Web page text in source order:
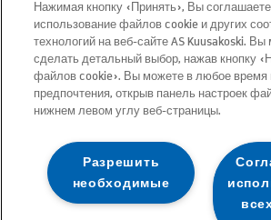
Все адреса электронной
следующий формат:
исключением случаев,
контактной информации
другие данные).
Чтобы просмотреть
информацию по
Нажимая кнопку «Принять», Вы
использование файлов cookie и других
технологий на веб-сайте AS Kuusakoski. Вы
сделать детальный выбор, нажав кнопку
файлов cookie». Вы можете в любое время
предпочтения, открыв панель настроек
нижнем левом углу веб-страницы.
Разрешить
необходимые